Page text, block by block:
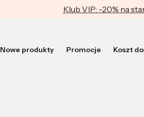
Klub VIP: -20% na
Nowe produkty Promocje Koszt